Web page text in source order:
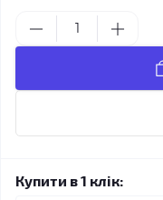
Купити в 1 клік: